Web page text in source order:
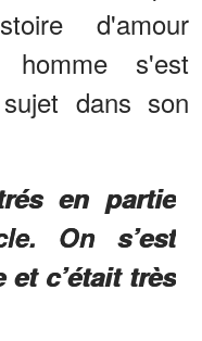
d'amour
homme s'est
dans son
en partie
On s’est
c’était très